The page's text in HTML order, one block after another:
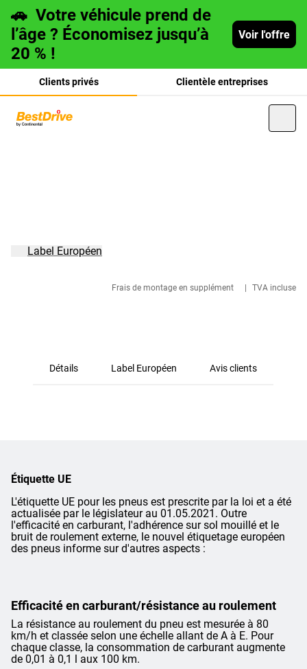
🚗 Votre véhicule prend de
l’âge ? Économisez jusqu’à
20 % !
Voir l'offre
Clients privés Clientèle entreprises
Frais de montage en supplément TVA incluse
Label Européen
Détails Label Européen Avis clients
Étiquette UE
L'étiquette UE pour les pneus est prescrite par la loi et a été
actualisée par le législateur au 01.05.2021. Outre
l'efficacité en carburant, l'adhérence sur sol mouillé et le
bruit de roulement externe, le nouvel étiquetage européen
des pneus informe sur d'autres aspects :
Efficacité en carburant/résistance au roulement
La résistance au roulement du pneu est mesurée à 80
km/h et classée selon une échelle allant de A à E. Pour
chaque classe, la consommation de carburant augmente
de 0,01 à 0,1 l aux 100 km.